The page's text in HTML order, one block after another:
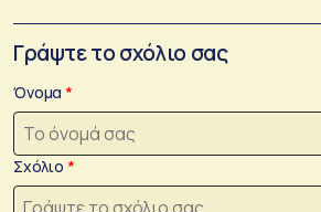
Γράψτε το σχόλιο σας
Όνομα
Σχόλιο